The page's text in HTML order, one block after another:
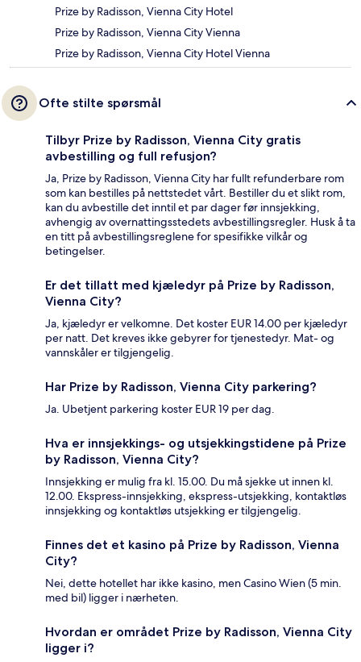
Prize by Radisson, Vienna City Hotel
Prize by Radisson, Vienna City Vienna
Prize by Radisson, Vienna City Hotel Vienna
Ofte stilte spørsmål
Tilbyr Prize by Radisson, Vienna City gratis
avbestilling og full refusjon?
Ja, Prize by Radisson, Vienna City har fullt refunderbare rom
som kan bestilles på nettstedet vårt. Bestiller du et slikt rom,
kan du avbestille det inntil et par dager før innsjekking,
avhengig av overnattingsstedets avbestillingsregler. Husk å ta
en titt på avbestillingsreglene for spesifikke vilkår og
betingelser.
Er det tillatt med kjæledyr på Prize by Radisson,
Vienna City?
Ja, kjæledyr er velkomne. Det koster EUR 14.00 per kjæledyr
per natt. Det kreves ikke gebyrer for tjenestedyr. Mat- og
vannskåler er tilgjengelig.
Har Prize by Radisson, Vienna City parkering?
Ja. Ubetjent parkering koster EUR 19 per dag.
Hva er innsjekkings- og utsjekkingstidene på Prize
by Radisson, Vienna City?
Innsjekking er mulig fra kl. 15.00. Du må sjekke ut innen kl.
12.00. Ekspress-innsjekking, ekspress-utsjekking, kontaktløs
innsjekking og kontaktløs utsjekking er tilgjengelig.
Finnes det et kasino på Prize by Radisson, Vienna
City?
Nei, dette hotellet har ikke kasino, men Casino Wien (5 min.
med bil) ligger i nærheten.
Hvordan er området Prize by Radisson, Vienna City
ligger i?